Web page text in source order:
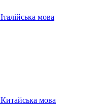
Італійська мова
Китайська мова